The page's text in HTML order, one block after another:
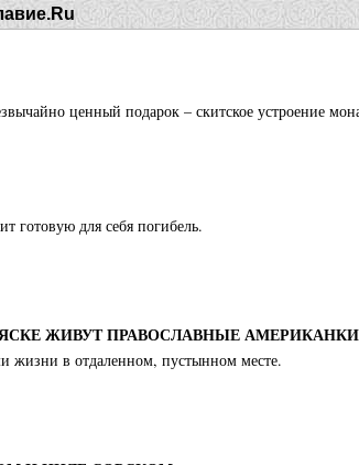
ценный подарок – скитское устроение
готовую для себя погибель.
ЖИВУТ ПРАВОСЛАВНЫЕ АМЕРИКАНКИ
жизни в отдаленном, пустынном месте.